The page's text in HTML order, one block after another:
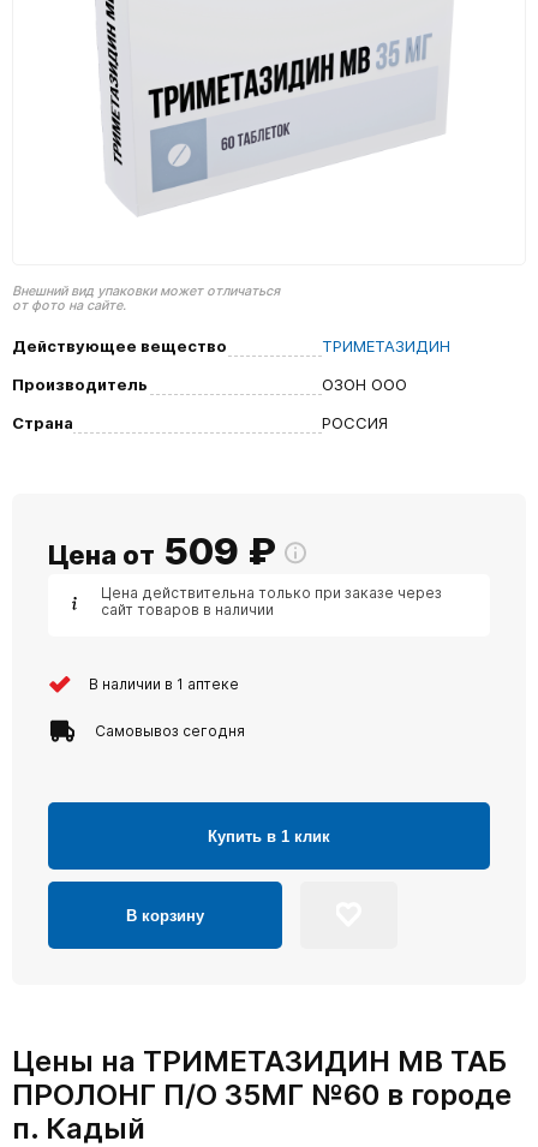
Внешний вид упаковки может отличаться
от фото на сайте.
Действующее вещество
ТРИМЕТАЗИДИН
Производитель
ОЗОН ООО
Страна
РОССИЯ
Цена от 509 ₽
Цена действительна только при заказе через
сайт товаров в наличии
В наличии в 1 аптеке
Самовывоз сегодня
Купить в 1 клик
В корзину
Цены на ТРИМЕТАЗИДИН МВ ТАБ
ПРОЛОНГ П/О 35МГ №60 в городе
п. Кадый